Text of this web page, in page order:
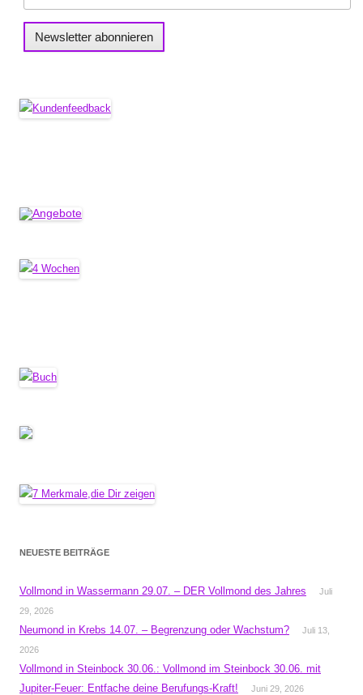
NEUESTE BEITRÄGE
Vollmond in Wassermann 29.07. – DER Vollmond des Jahres
Juli
29, 2026
Neumond in Krebs 14.07. – Begrenzung oder Wachstum?
Juli 13,
2026
Vollmond in Steinbock 30.06.: Vollmond im Steinbock 30.06. mit
Jupiter-Feuer: Entfache deine Berufungs-Kraft!
Juni 29, 2026